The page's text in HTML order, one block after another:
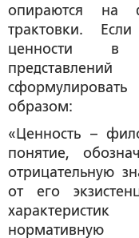
опираются на
трактовки.
ценности в
образом:
«Ценность –
понятие,
отрицательную
от его
нормативную